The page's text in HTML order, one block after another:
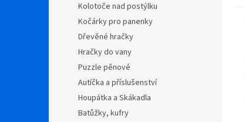
Kolotoče nad postýlku
Kočárky pro panenky
Dřevěné hračky
Hračky do vany
Puzzle pěnové
Autíčka a příslušenství
Houpátka a Skákadla
Batůžky, kufry